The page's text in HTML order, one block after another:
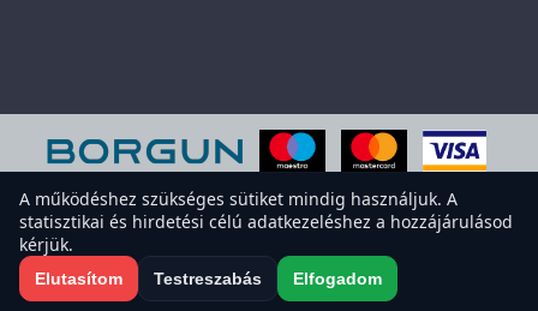
Süti-beállítások megnyitása
A működéshez szükséges sütiket mindig használjuk. A
statisztikai és hirdetési célú adatkezeléshez a hozzájárulásod
kérjük.
Elutasítom Testreszabás Elfogadom
A weboldal sütiket használ a felhasználói élmény javítása érdekében.
Elfogadod a sütiket?
Elfogadom Elutasítom